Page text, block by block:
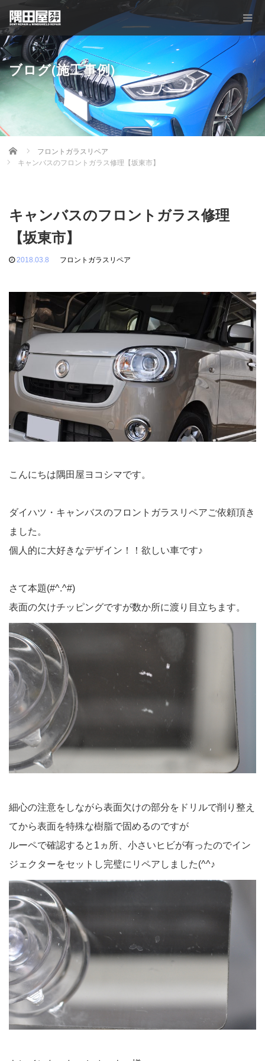
ブログ(施工事例)
Home
フロントガラスリペア
キャンバスのフロントガラス修理【坂東市】
キャンバスのフロントガラス修理
【坂東市】
2018.03.8 フロントガラスリペア
こんにちは隅田屋ヨコシマです。
ダイハツ・キャンバスのフロントガラスリペアご依頼頂き
ました。
個人的に大好きなデザイン！！欲しい車です♪
さて本題(#^.^#)
表面の欠けチッピングですが数か所に渡り目立ちます。
細心の注意をしながら表面欠けの部分をドリルで削り整え
てから表面を特殊な樹脂で固めるのですが
ルーペで確認すると1ヵ所、小さいヒビが有ったのでイン
ジェクターをセットし完璧にリペアしました(^^♪